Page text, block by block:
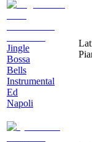
Jingle
Bossa
Bells
Instrumental
Ed
Napoli